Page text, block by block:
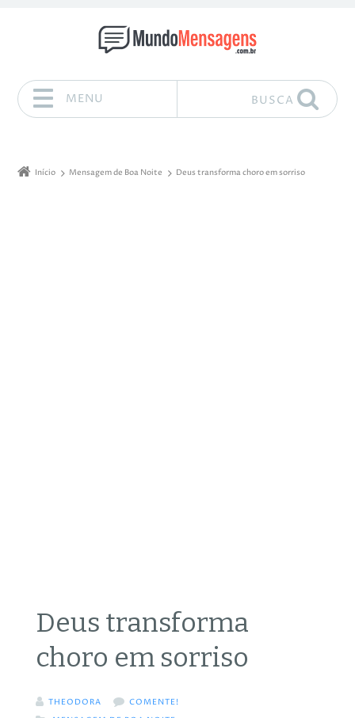
MENU BUSCA
Início Mensagem de Boa Noite Deus transforma choro em sorriso
Deus transforma
choro em sorriso
THEODORA
COMENTE!